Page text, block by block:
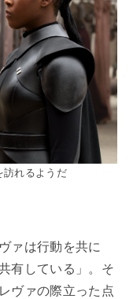
訪れるようだ
ァは行動を共に
有している」。そ
ヴァの際立った点